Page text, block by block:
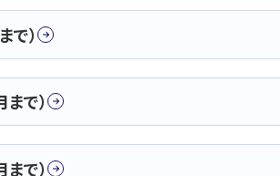
）
で）
で）